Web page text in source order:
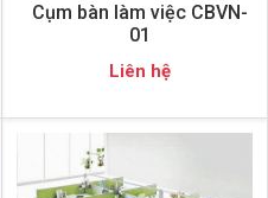
Cụm bàn làm việc CBVN-
01
Liên hệ